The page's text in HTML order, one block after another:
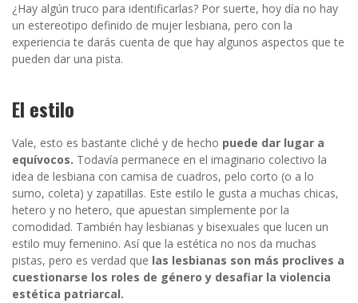
¿Hay algún truco para identificarlas? Por suerte, hoy día no hay
un estereotipo definido de mujer lesbiana, pero con la
experiencia te darás cuenta de que hay algunos aspectos que te
pueden dar una pista.
El estilo
Vale, esto es bastante cliché y de hecho puede dar lugar a
equívocos. Todavía permanece en el imaginario colectivo la
idea de lesbiana con camisa de cuadros, pelo corto (o a lo
sumo, coleta) y zapatillas. Este estilo le gusta a muchas chicas,
hetero y no hetero, que apuestan simplemente por la
comodidad. También hay lesbianas y bisexuales que lucen un
estilo muy femenino. Así que la estética no nos da muchas
pistas, pero es verdad que las lesbianas son más proclives a
cuestionarse los roles de género y desafiar la violencia
estética patriarcal.